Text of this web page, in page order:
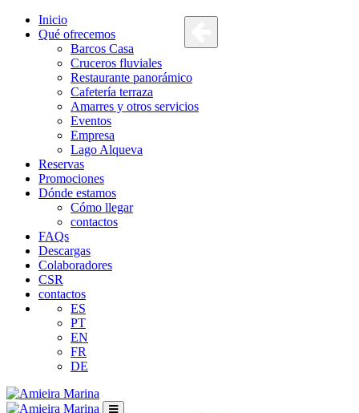
Inicio
Qué ofrecemos
Barcos Casa
Cruceros fluviales
Restaurante panorámico
Cafetería terraza
Amarres y otros servicios
Eventos
Empresa
Lago Alqueva
Reservas
Promociones
Dónde estamos
Cómo llegar
contactos
FAQs
Descargas
Colaboradores
CSR
contactos
ES
PT
EN
FR
DE